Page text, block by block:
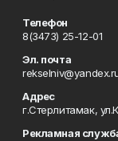
Телефон
8(3473) 25-12-01
Эл. почта
Адрес
г.Стерлитамак,
Рекламная